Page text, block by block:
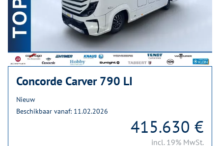
Concorde Carver 790 LI
Nieuw
Beschikbaar vanaf: 11.02.2026
415.630 €
incl. 19% MwSt.